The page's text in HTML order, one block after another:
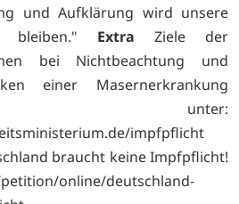
und Aufklärung wird unsere
bleiben." Extra Ziele der
bei Nichtbeachtung und
einer Masernerkrankung
unter:
impfpflicht
braucht keine Impfpflicht!
online/deutschland-